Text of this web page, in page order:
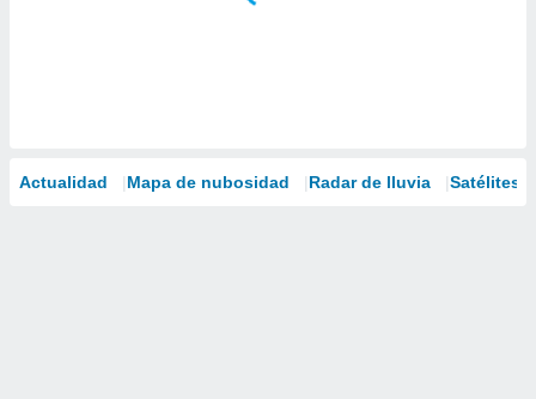
Actualidad Mapa de nubosidad Radar de lluvia Satélites